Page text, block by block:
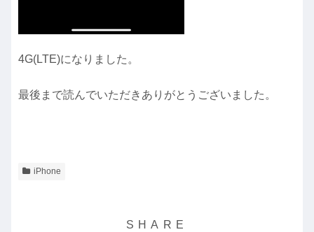
4G(LTE)になりました。
最後まで読んでいただきありがとうございました。
iPhone